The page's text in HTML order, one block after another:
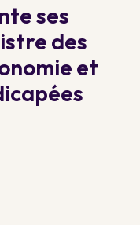
ses
des
et